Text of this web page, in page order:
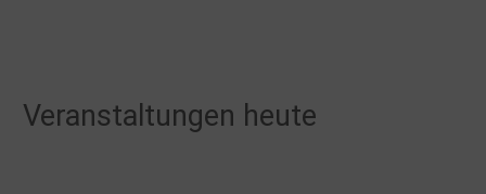
Veranstaltungen heute